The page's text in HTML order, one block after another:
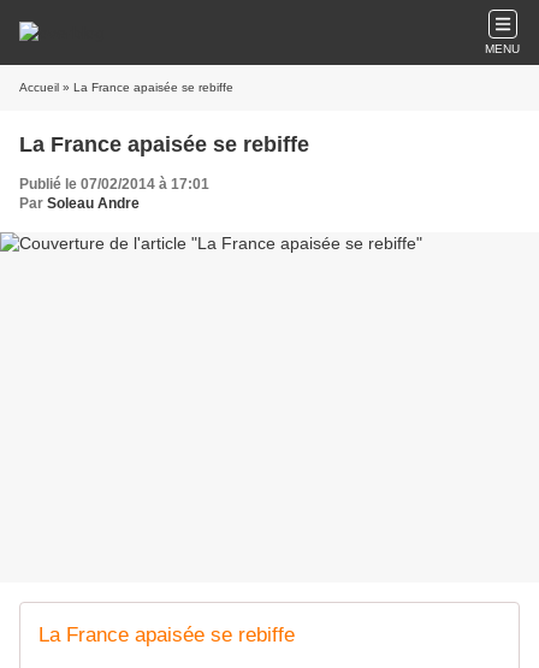
MENU
Accueil » La France apaisée se rebiffe
La France apaisée se rebiffe
Publié le 07/02/2014 à 17:01
Par Soleau Andre
La France apaisée se rebiffe